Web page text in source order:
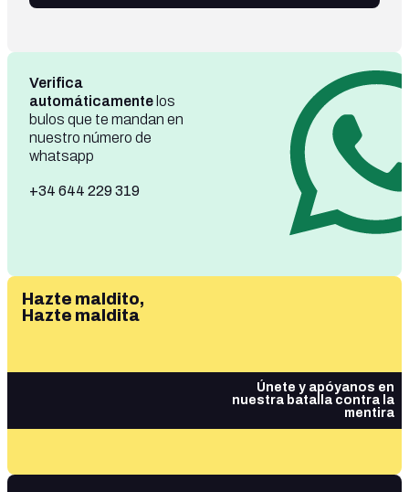
Verifica
automáticamente los
bulos que te mandan en
nuestro número de
whatsapp
+34 644 229 319
Hazte maldito,
Hazte maldita
Únete y apóyanos en
nuestra batalla contra la
mentira